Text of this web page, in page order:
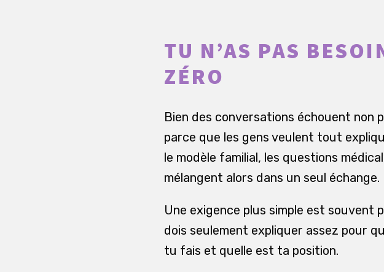
TU N’AS PAS
ZÉRO
Bien des conversations échouent non
parce que les gens veulent tout
le modèle familial, les questions
mélangent alors dans un seul échange.
Une exigence plus simple est souvent
dois seulement expliquer assez pour
tu fais et quelle est ta position.